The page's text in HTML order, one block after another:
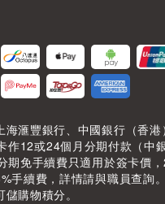
海滙豐銀行、中國銀行（香
作12或24個月分期付款（中
期免手續費只適用於簽卡價
手續費，詳情請與職員查詢
購物積分。